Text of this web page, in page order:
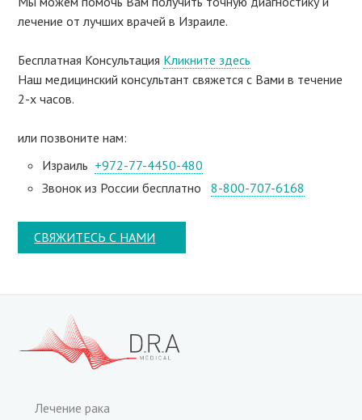
лечение от лучших врачей в Израиле.
Бесплатная Консультация Кликните здесь
Наш медицинский консультант свяжeтся с Вами в течение
2-х часов.
или позвоните нам:
Израиль +972-77-4450-480
Звонок из России бесплатно8-800-707-6168
СВЯЖИТЕСЬ С НАМИ
Лечение рака